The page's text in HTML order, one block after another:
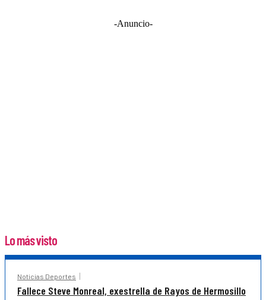
-Anuncio-
Lo más visto
Noticias Deportes
Fallece Steve Monreal, exestrella de Rayos de Hermosillo